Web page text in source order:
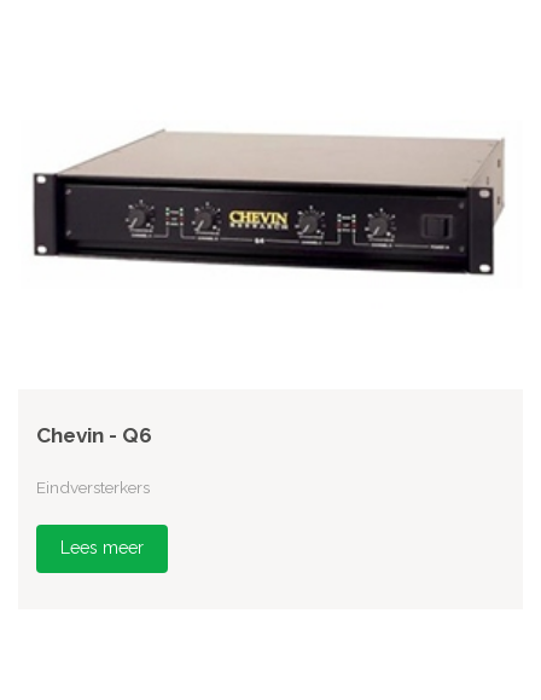
Chevin - Q6
Eindversterkers
Lees meer